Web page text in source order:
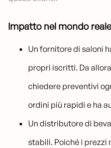
Impatto nel mondo reale
Un fornitore di saloni
propri iscritti. Da
chiedere preventivi
ordini più rapidi e ha
Un distributore di
stabili. Poiché i prezzi